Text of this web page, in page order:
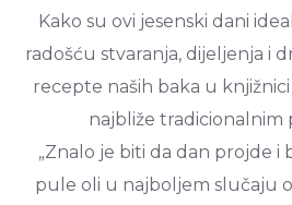
Kako su ovi jesenski dani
radošću stvaranja, dijeljenja i
recepte naših baka u
najbliže tradicionalnim
„Znalo je biti da dan projde i
pule oli u najboljem slučaju